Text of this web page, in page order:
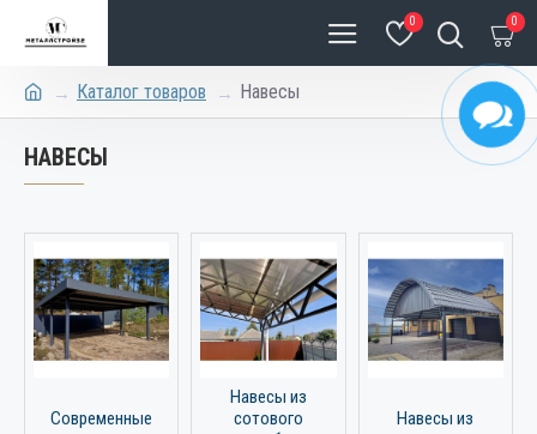
0 0
Каталог товаров Навесы
НАВЕСЫ
Современные
Навесы из
сотового
Навесы из